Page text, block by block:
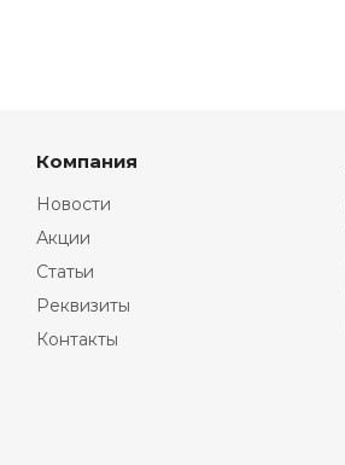
Компания
Новости
Акции
Статьи
Реквизиты
Контакты